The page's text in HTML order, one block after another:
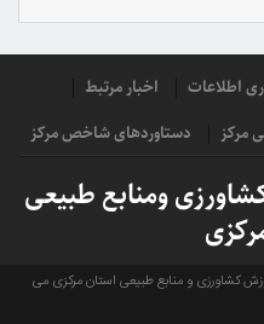
اطلاعات
اخبار مرتبط
مرکز
دستاوردهای شاخص مرکز
ومنابع طبیعی
کشاورزی و منابع طبیعی استان مرکزی می